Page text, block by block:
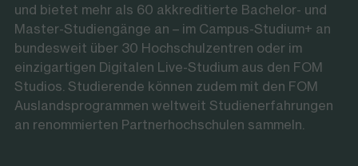
und bietet mehr als 60 akkreditierte Bachelor- und
Master-Studiengänge an – im Campus-Studium+ an
bundesweit über 30 Hochschulzentren oder im
einzigartigen Digitalen Live-Studium aus den FOM
Studios. Studierende können zudem mit den FOM
Auslandsprogrammen weltweit Studienerfahrungen
an renommierten Partnerhochschulen sammeln.